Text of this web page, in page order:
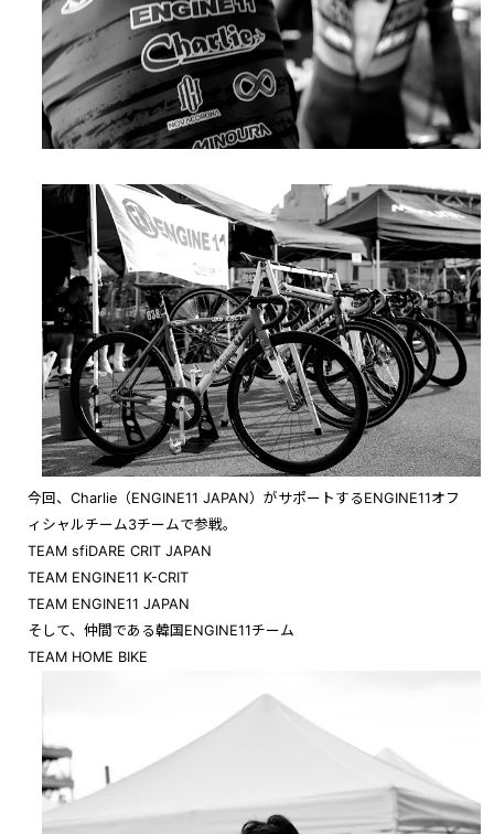
今回、Charlie（ENGINE11 JAPAN）がサポートするENGINE11オフ
ィシャルチーム3チームで参戦。
TEAM sfiDARE CRIT JAPAN
TEAM ENGINE11 K-CRIT
TEAM ENGINE11 JAPAN
そして、仲間である韓国ENGINE11チーム
TEAM HOME BIKE